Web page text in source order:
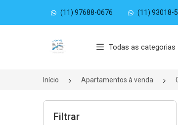
(11) 97688-0676 (11) 93018-
Página inicial
Todas as categorias
Início Apartamentos à venda
Filtrar